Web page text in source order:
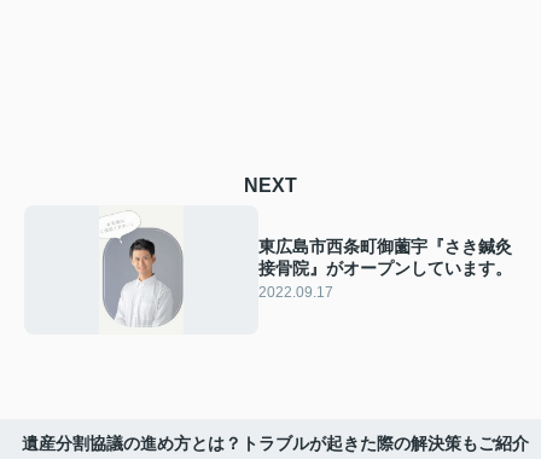
NEXT
東広島市西条町御薗宇『さき鍼灸
接骨院』がオープンしています。
2022.09.17
遺産分割協議の進め方とは？トラブルが起きた際の解決策もご紹介